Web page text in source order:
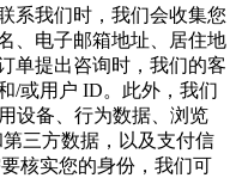
系我们时，我们会收集您
、电子邮箱地址、居住地
单提出咨询时，我们的客
/或用户 ID。此外，我们
设备、行为数据、浏览
三方数据，以及支付信
核实您的身份，我们可